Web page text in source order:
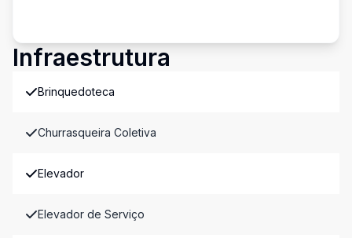
Infraestrutura
Brinquedoteca
Churrasqueira Coletiva
Elevador
Elevador de Serviço